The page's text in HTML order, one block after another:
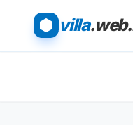
villa